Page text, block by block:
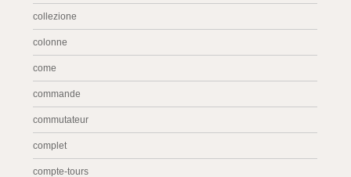
collezione
colonne
come
commande
commutateur
complet
compte-tours